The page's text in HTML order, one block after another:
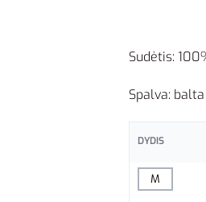
Sudėtis:
Spalva:
DYDIS
M